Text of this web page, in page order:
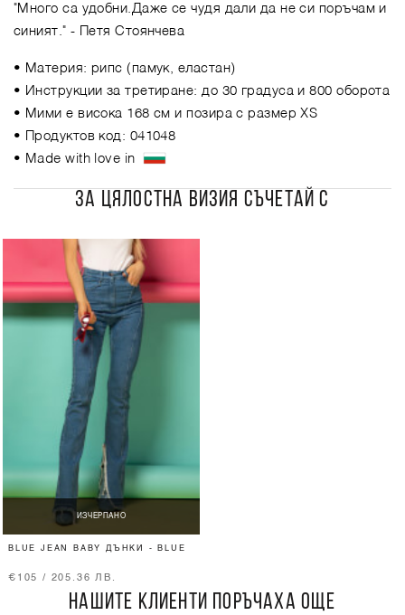
"Много са удобни.Даже се чудя дали да не си поръчам и
синият." - Петя Стоянчева
• Материя: рипс (памук, еластан)
• Инструкции за третиране: до 30 градуса и 800 оборота
• Мими е висока 168 см и позира с размер XS
• Продуктов код: 041048
• Made with love in
ЗА ЦЯЛОСТНА ВИЗИЯ СЪЧЕТАЙ С
ИЗЧЕРПАНО
BLUE JEAN BABY ДЪНКИ - BLUE
€105 / 205.36 ЛВ.
НАШИТЕ КЛИЕНТИ ПОРЪЧАХА ОЩЕ